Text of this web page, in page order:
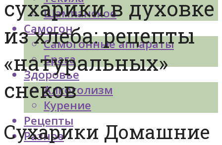
Шампанское
Самогон
Самогонные аппараты
Брага
Здоровье
Алкоголизм
Курение
Рецепты
Разное
сухарики в духовке
из хлеба: рецепты
«натуральных»
снеков
Сухарики Домашние